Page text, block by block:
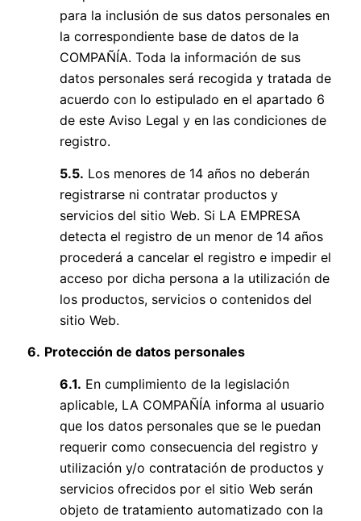
para la inclusión de sus datos personales en
la correspondiente base de datos de la
COMPAÑÍA. Toda la información de sus
datos personales será recogida y tratada de
acuerdo con lo estipulado en el apartado 6
de este Aviso Legal y en las condiciones de
registro.
5.5. Los menores de 14 años no deberán
registrarse ni contratar productos y
servicios del sitio Web. Si LA EMPRESA
detecta el registro de un menor de 14 años
procederá a cancelar el registro e impedir el
acceso por dicha persona a la utilización de
los productos, servicios o contenidos del
sitio Web.
6. Protección de datos personales
6.1. En cumplimiento de la legislación
aplicable, LA COMPAÑÍA informa al usuario
que los datos personales que se le puedan
requerir como consecuencia del registro y
utilización y/o contratación de productos y
servicios ofrecidos por el sitio Web serán
objeto de tratamiento automatizado con la